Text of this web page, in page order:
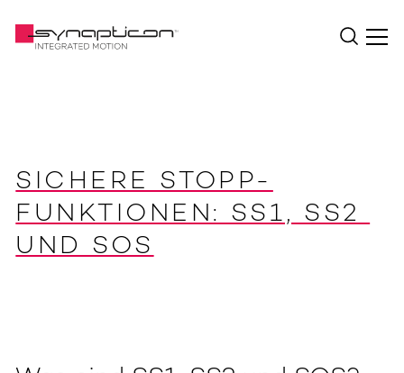
SICHERE STOPP-
FUNKTIONEN: SS1, SS2
UND SOS